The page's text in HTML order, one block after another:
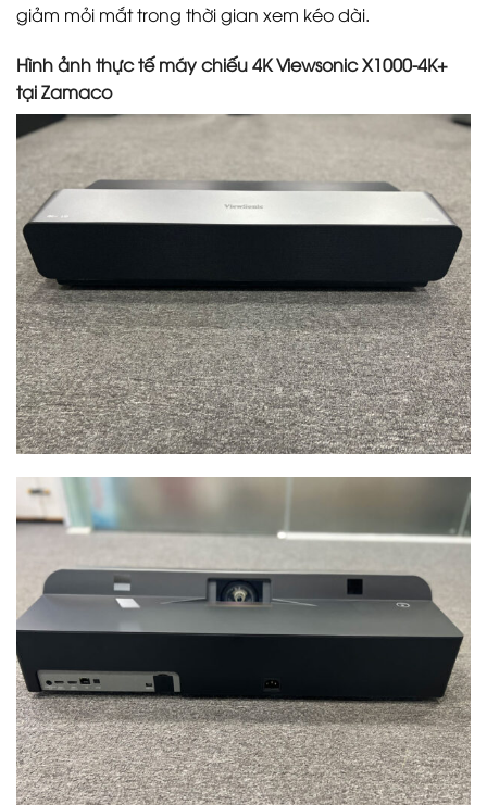
giảm mỏi mắt trong thời gian xem kéo dài.
Hình ảnh thực tế máy chiếu 4K Viewsonic X1000-4K+
tại Zamaco